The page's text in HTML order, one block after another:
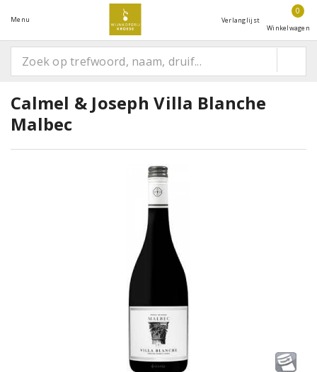
Menu Verlanglijst
0
Winkelwagen
Calmel & Joseph Villa Blanche
Malbec